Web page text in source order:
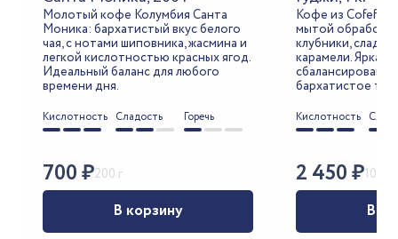
Молотый кофе Колумбия Санта
Моника: бархатистый вкус белого
чая, с нотами шиповника, жасмина и
легкой кислотностью красных ягод.
Идеальный баланс для любого
времени дня.
Кислотность Сладость Горечь
700₽200 г
В корзину
Кофе из Cofefst
мытой
клубники,
карамели. Яркая,
бархатистое
Кислотность
2 450₽1000 г
В